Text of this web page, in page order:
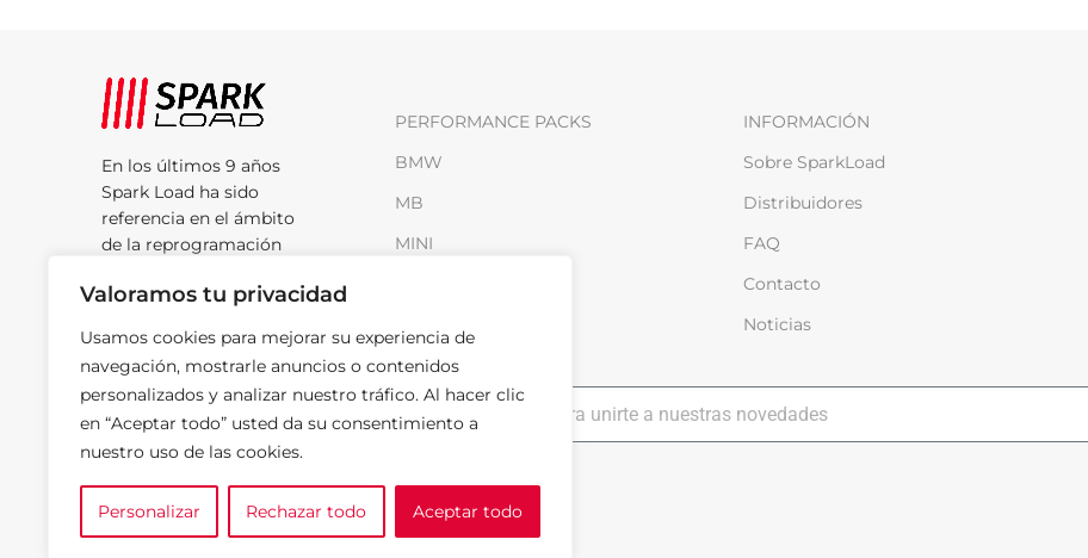
Valoramos tu privacidad
Usamos cookies para mejorar su experiencia de
navegación, mostrarle anuncios o contenidos
personalizados y analizar nuestro tráfico. Al hacer clic
en “Aceptar todo” usted da su consentimiento a
nuestro uso de las cookies.
Personalizar Rechazar todo Aceptar todo
En los últimos 9 años
Spark Load ha sido
referencia en el ámbito
de la reprogramación
H-13 Poligono
Industrial de, 15100
Carballo, A Coruña
Teléfono: +34 602
244 758
info@sparkload.es
PERFORMANCE PACKS
BMW
MB
MINI
INFORMACIÓN
Sobre SparkLoad
Distribuidores
FAQ
Contacto
Noticias